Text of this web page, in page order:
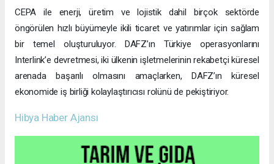
CEPA ile enerji, üretim ve lojistik dahil birçok sektörde
öngörülen hızlı büyümeyle ikili ticaret ve yatırımlar için sağlam
bir temel oluşturuluyor. DAFZ’ın Türkiye operasyonlarını
Interlink’e devretmesi, iki ülkenin işletmelerinin rekabetçi küresel
arenada başarılı olmasını amaçlarken, DAFZ’ın küresel
ekonomide iş birliği kolaylaştırıcısı rolünü de pekiştiriyor.
Hibya Haber Ajansı